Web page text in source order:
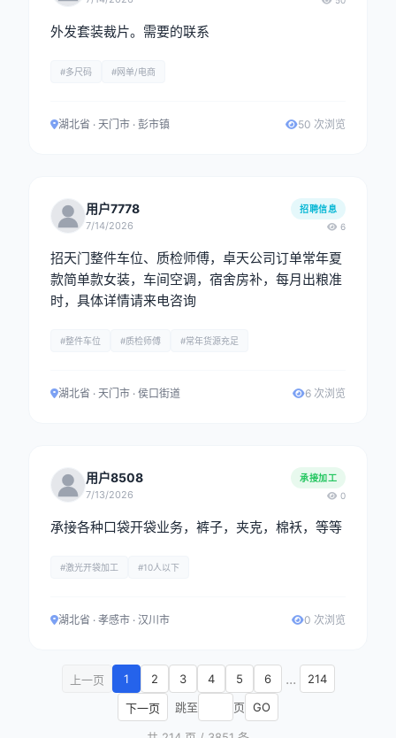
外发套装裁片。需要的联系
#多尺码 #网单/电商
湖北省 · 天门市 · 彭市镇 50 次浏览
用户7778
7/14/2026
招聘信息
6
招天门整件车位、质检师傅，卓天公司订单常年夏
款简单款女装，车间空调，宿舍房补，每月出粮准
时，具体详情请来电咨询
#整件车位 #质检师傅 #常年货源充足
湖北省 · 天门市 · 侯口街道 6 次浏览
用户8508
7/13/2026
承接加工
0
承接各种口袋开袋业务，裤子，夹克，棉袄，等等
#激光开袋加工 #10人以下
湖北省 · 孝感市 · 汉川市 0 次浏览
上一页 1 2 3 4 5 6 ... 214
下一页 跳至 页 GO